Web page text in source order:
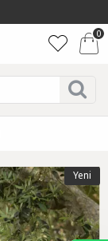
0
Yeni